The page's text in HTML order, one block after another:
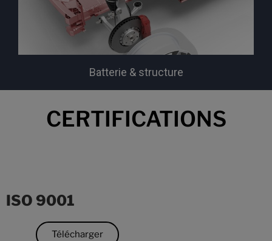
Batterie & structure
CERTIFICATIONS
ISO 9001
Télécharger